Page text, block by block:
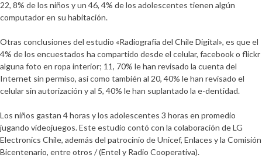
22, 8% de los niños y un 46, 4% de los adolescentes tienen algún
computador en su habitación.
Otras conclusiones del estudio «Radiografía del Chile Digital», es que el
4% de los encuestados ha compartido desde el celular, facebook o flickr
alguna foto en ropa interior; 11, 70% le han revisado la cuenta del
Internet sin permiso, así como también al 20, 40% le han revisado el
celular sin autorización y al 5, 40% le han suplantado la e-dentidad.
Los niños gastan 4 horas y los adolescentes 3 horas en promedio
jugando videojuegos. Este estudio contó con la colaboración deLG
Electronics Chile, además del patrocinio de Unicef, Enlaces y la Comisión
Bicentenario, entre otros / (Entel y Radio Cooperativa).